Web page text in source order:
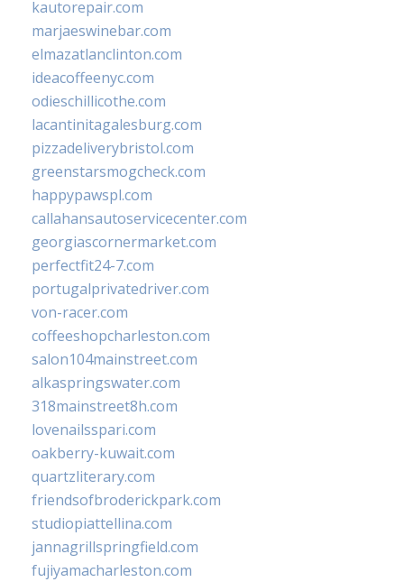
kautorepair.com
marjaeswinebar.com
elmazatlanclinton.com
ideacoffeenyc.com
odieschillicothe.com
lacantinitagalesburg.com
pizzadeliverybristol.com
greenstarsmogcheck.com
happypawspl.com
callahansautoservicecenter.com
georgiascornermarket.com
perfectfit24-7.com
portugalprivatedriver.com
von-racer.com
coffeeshopcharleston.com
salon104mainstreet.com
alkaspringswater.com
318mainstreet8h.com
lovenailsspari.com
oakberry-kuwait.com
quartzliterary.com
friendsofbroderickpark.com
studiopiattellina.com
jannagrillspringfield.com
fujiyamacharleston.com